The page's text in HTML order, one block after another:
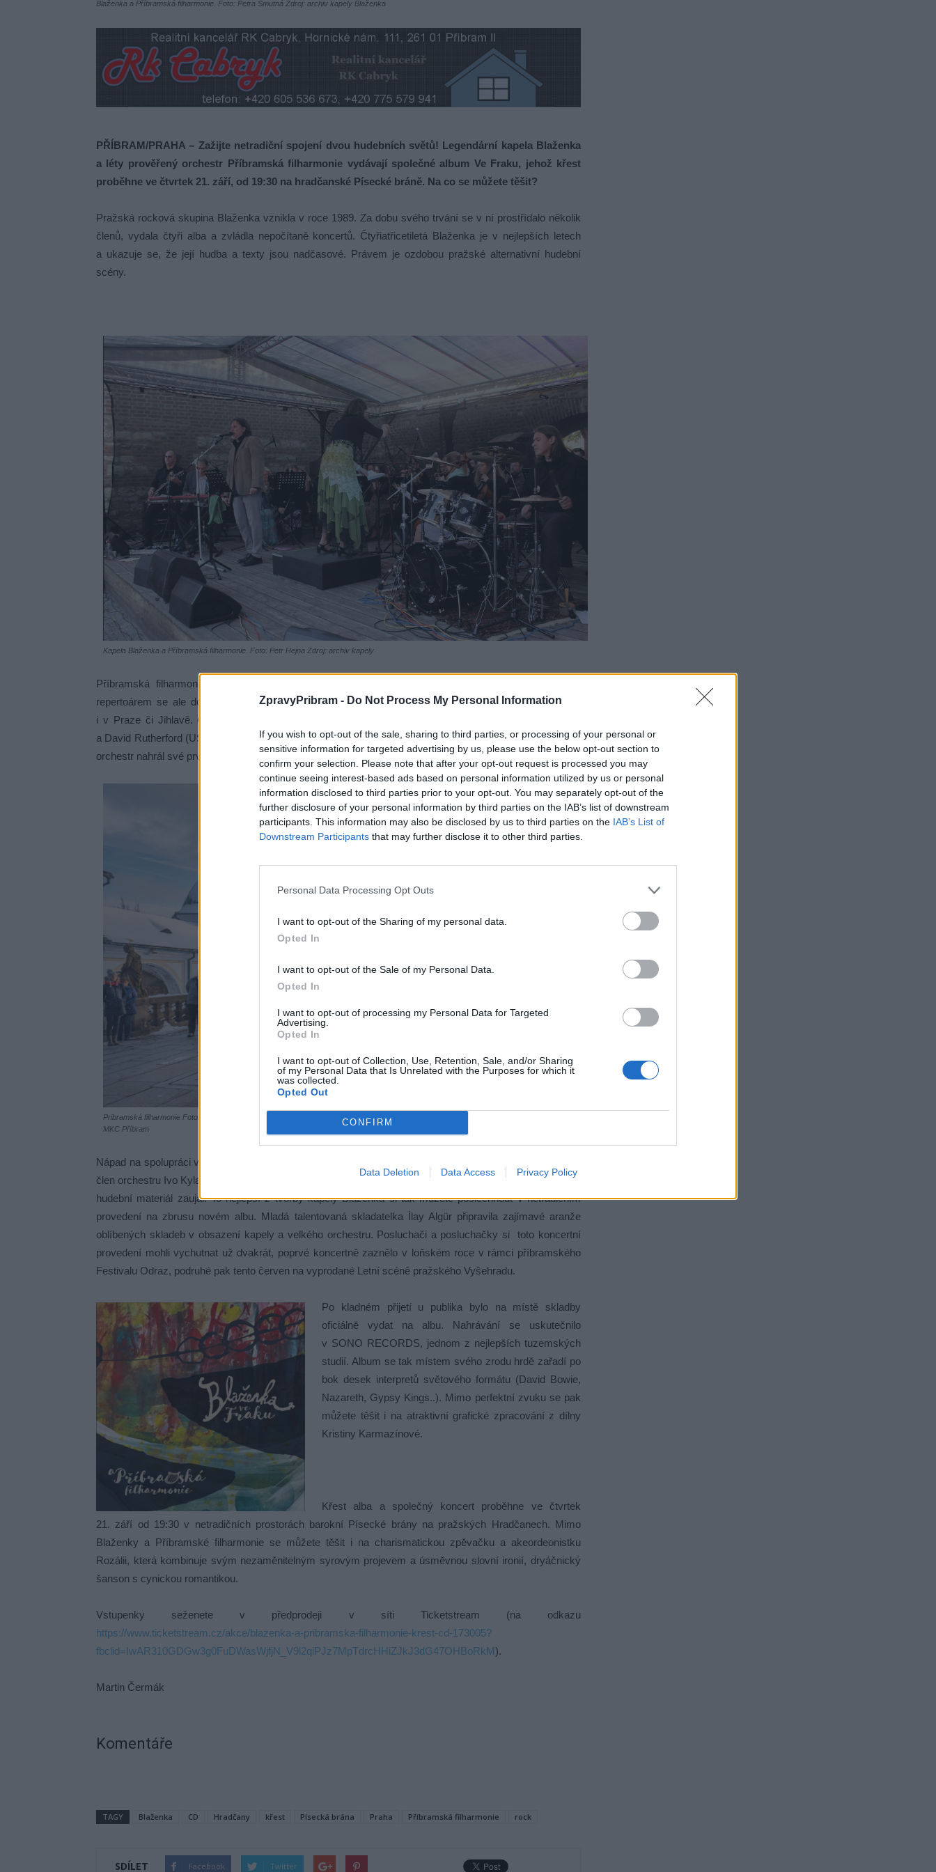
ZpravyPribram - Do Not Process My Personal Information
If you wish to opt-out of the sale, sharing to third parties, or processing of your personal or
sensitive information for targeted advertising by us, please use the below opt-out section to
confirm your selection. Please note that after your opt-out request is processed you may
continue seeing interest-based ads based on personal information utilized by us or personal
information disclosed to third parties prior to your opt-out. You may separately opt-out of the
further disclosure of your personal information by third parties on the IAB’s list of downstream
participants. This information may also be disclosed by us to third parties on the IAB’s List of
Downstream Participants that may further disclose it to other third parties.
Personal Data Processing Opt Outs
I want to opt-out of the Sharing of my personal data.
Opted In
I want to opt-out of the Sale of my Personal Data.
Opted In
I want to opt-out of processing my Personal Data for Targeted
Advertising.
Opted In
I want to opt-out of Collection, Use, Retention, Sale, and/or Sharing
of my Personal Data that Is Unrelated with the Purposes for which it
was collected.
Opted Out
CONFIRM
Data Deletion Data Access Privacy Policy
Blaženka a Příbramská filharmonie. Foto: Petra Smutná Zdroj: archiv kapely Blaženka
PŘÍBRAM/PRAHA – Zažijte netradiční spojení dvou hudebních světů! Legendární kapela Blaženka
a léty prověřený orchestr Příbramská filharmonie vydávají společné album Ve Fraku, jehož křest
proběhne ve čtvrtek 21. září, od 19:30 na hradčanské Písecké bráně. Na co se můžete těšit?
Pražská rocková skupina Blaženka vznikla v roce 1989. Za dobu svého trvání se v ní prostřídalo několik
členů, vydala čtyři alba a zvládla nepočítaně koncertů. Čtyřiatřicetiletá Blaženka je v nejlepších letech
a ukazuje se, že její hudba a texty jsou nadčasové. Právem je ozdobou pražské alternativní hudební
scény.
Kapela Blaženka a Příbramská filharmonie. Foto: Petr Hejna Zdroj: archiv kapely
Příbramská filharmonie byla založena v roce 1908. Zaměřuje se na provedení klasických skladeb,
repertoárem se ale dostává i k moderní hudbě. Orchestr působí převážně na lokální úrovni, hraje ale
i v Praze či Jihlavě. Častá je i spolupráce s hostujícími dirigenty jako je Debashish Chaudhuri (Indie)
a David Rutherford (USA), pěveckými sbory z celé republiky, či hraní na festivalech (HFAD). S Blaženkou
orchestr nahrál své první album.
Pribramská filharmonie Foto:
MKC Příbram
Nápad na spolupráci vznikl spontánně při jedné charitativní akci, na které Blaženka hrála a kterou pořádal
člen orchestru Ivo Kylar. Ten následně oslovil dirigentku Příbramské filharmonie Veroniku Kopeckou, kterou
hudební materiál zaujal. To nejlepší z tvorby kapely Blaženka si tak můžete poslechnout v netradičním
provedení na zbrusu novém albu. Mladá talentovaná skladatelka İlay Algür připravila zajímavé aranže
oblíbených skladeb v obsazení kapely a velkého orchestru. Posluchači a posluchačky si toto koncertní
provedení mohli vychutnat už dvakrát, poprvé koncertně zaznělo v loňském roce v rámci příbramského
Festivalu Odraz, podruhé pak tento červen na vyprodané Letní scéně pražského Vyšehradu.
Po kladném přijetí u publika bylo na místě skladby
oficiálně vydat na albu. Nahrávání se uskutečnilo
v SONO RECORDS, jednom z nejlepších tuzemských
studií. Album se tak místem svého zrodu hrdě zařadí po
bok desek interpretů světového formátu (David Bowie,
Nazareth, Gypsy Kings..). Mimo perfektní zvuku se pak
můžete těšit i na atraktivní grafické zpracování z dílny
Kristiny Karmazínové.
Křest alba a společný koncert proběhne ve čtvrtek
21. září od 19:30 v netradičních prostorách barokní Písecké brány na pražských Hradčanech. Mimo
Blaženky a Příbramské filharmonie se můžete těšit i na charismatickou zpěvačku a akeordeonistku
Rozálii, která kombinuje svým nezaměnitelným syrovým projevem a úsměvnou slovní ironií, dryáčnický
šanson s cynickou romantikou.
Vstupenky seženete v předprodeji v síti Ticketstream (na odkazu
https://www.ticketstream.cz/akce/blazenka-a-pribramska-filharmonie-krest-cd-173005?
fbclid=IwAR310GDGw3g0FuDWasWjfjN_V9l2qiPJz7MpTdrcHHiZJkJ3dG47OHBoRkM).
Martin Čermák
Komentáře
TAGY Blaženka CD Hradčany křest Písecká brána Praha Příbramská filharmonie rock
SDÍLET Facebook Twitter